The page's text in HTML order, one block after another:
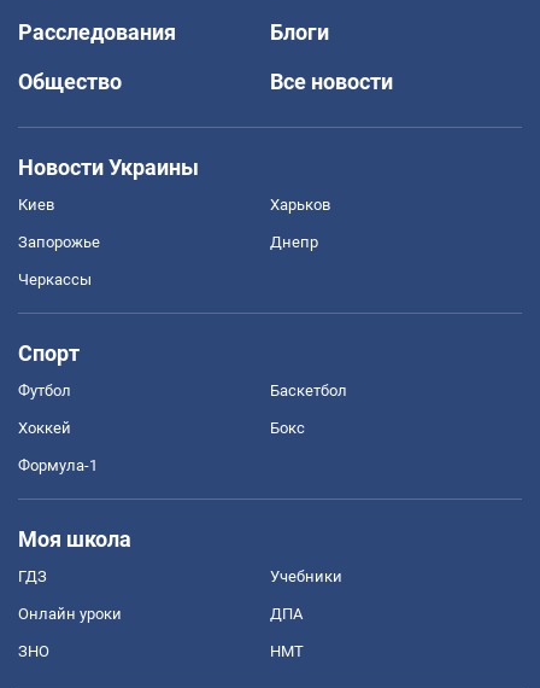
Расследования
Блоги
Общество
Все новости
Новости Украины
Киев Харьков
Запорожье Днепр
Черкассы
Спорт
Футбол Баскетбол
Хоккей Бокс
Формула-1
Моя школа
ГДЗ Учебники
Онлайн уроки ДПА
ЗНО НМТ